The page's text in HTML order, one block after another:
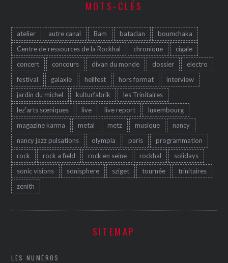
MOTS-CLÉS
atelier autre canal Bam bataclan
boumchaka
Centre de ressources de la Rockhal
chronique
cigale
concert
concours divan du monde dossier
electro
festival
galaxie hellfest hors format
interview
jardin du michel
kulturfabrik
les Trinitaires
lez'arts sceniques
live live report
luxembourg
magazine karma
metal metz musique
nancy
nancy jazz pulsations
olympia paris
programmation
rock
rock a field rock en seine rockhal
solidays
sonic visions
sonisphere sziget tournée
trinitaires
zenith
SITEMAP
LES NUMÉROS